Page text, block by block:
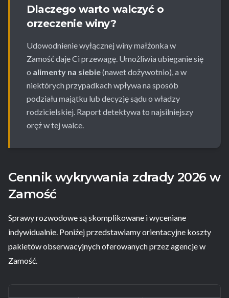
Dlaczego warto walczyć o
orzeczenie winy?
Udowodnienie wyłącznej winy małżonka w
Zamość daje Ci przewagę. Umożliwia ubieganie się
o alimenty na siebie(nawet dożywotnio), a w
niektórych przypadkach wpływa na sposób
podziału majątku lub decyzję sądu o władzy
rodzicielskiej. Raport detektywa to najsilniejszy
oręż w tej walce.
Cennik wykrywania zdrady 2026 w
Zamość
Sprawy rozwodowe są skomplikowane i wyceniane
indywidualnie. Poniżej przedstawiamy orientacyjne koszty
pakietów obserwacyjnych oferowanych przez agencje w
Zamość.